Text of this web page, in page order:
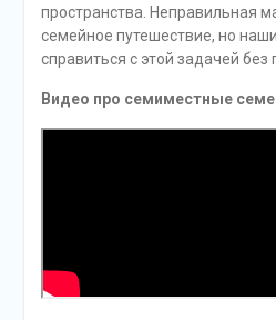
пространства. Неправильная
семейное путешествие, но
справиться с этой задачей без
Видео про семиместные